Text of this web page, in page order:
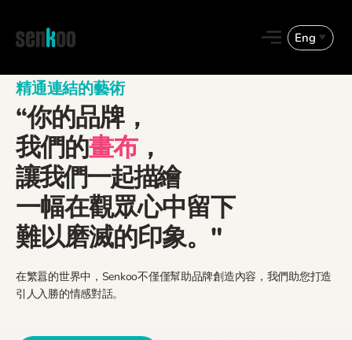
Eng
English
精通連結的藝術
“你的品牌，
我們的畫布，
讓我們一起描繪
一幅在觀眾心中留下
難以磨滅的印象。"
在繁囂的世界中，Senkoo不僅僅幫助品牌創造內容，我們助您打造
引人入勝的情感對話。